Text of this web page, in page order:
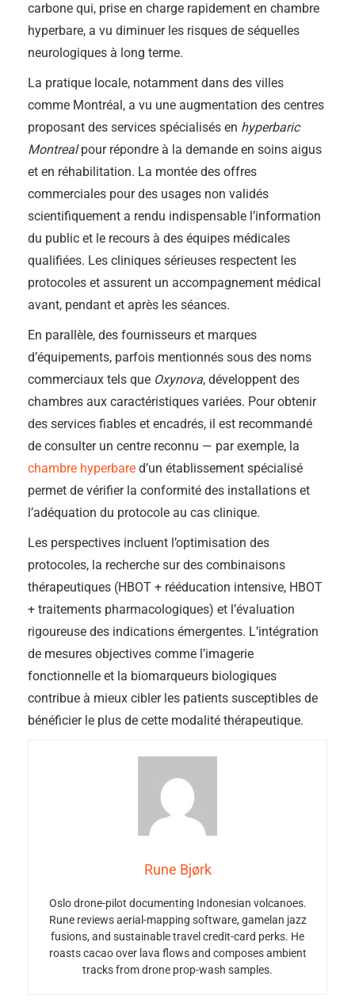
carbone qui, prise en charge rapidement en chambre
hyperbare, a vu diminuer les risques de séquelles
neurologiques à long terme.
La pratique locale, notamment dans des villes
comme Montréal, a vu une augmentation des centres
proposant des services spécialisés en hyperbaric
Montrealpour répondre à la demande en soins aigus
et en réhabilitation. La montée des offres
commerciales pour des usages non validés
scientifiquement a rendu indispensable l’information
du public et le recours à des équipes médicales
qualifiées. Les cliniques sérieuses respectent les
protocoles et assurent un accompagnement médical
avant, pendant et après les séances.
En parallèle, des fournisseurs et marques
d’équipements, parfois mentionnés sous des noms
commerciaux tels que Oxynova, développent des
chambres aux caractéristiques variées. Pour obtenir
des services fiables et encadrés, il est recommandé
de consulter un centre reconnu — par exemple, la
chambre hyperbare d’un établissement spécialisé
permet de vérifier la conformité des installations et
l’adéquation du protocole au cas clinique.
Les perspectives incluent l’optimisation des
protocoles, la recherche sur des combinaisons
thérapeutiques (HBOT + rééducation intensive, HBOT
+ traitements pharmacologiques) et l’évaluation
rigoureuse des indications émergentes. L’intégration
de mesures objectives comme l’imagerie
fonctionnelle et la biomarqueurs biologiques
contribue à mieux cibler les patients susceptibles de
bénéficier le plus de cette modalité thérapeutique.
Rune Bjørk
Oslo drone-pilot documenting Indonesian volcanoes.
Rune reviews aerial-mapping software, gamelan jazz
fusions, and sustainable travel credit-card perks. He
roasts cacao over lava flows and composes ambient
tracks from drone prop-wash samples.